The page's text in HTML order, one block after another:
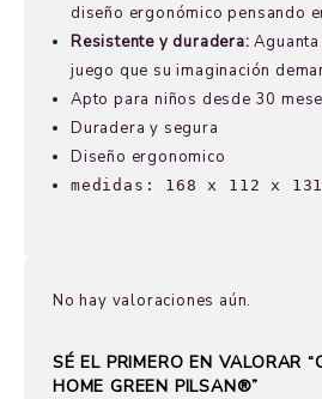
diseño ergonómico pensando
Resistente y duradera:
juego que su imaginación
Apto para niños desde 30
Duradera y segura
Diseño ergonomico
medidas: 168 x 112 x
No hay valoraciones aún.
SÉ EL PRIMERO EN VALORAR
HOME GREEN PILSAN®”